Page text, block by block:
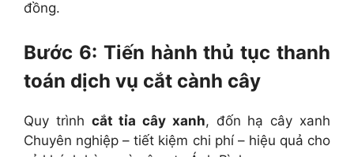
đồng.
Bước 6: Tiến hành thủ tục thanh
toán dịch vụ cắt cành cây
Quy trình cắt tỉa cây xanh, đốn hạ cây xanh
Chuyên nghiệp – tiết kiệm chi phí – hiệu quả cho